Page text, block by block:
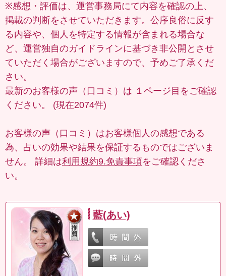
※感想・評価は、運営事務局にて内容を確認の上、
掲載の判断をさせていただきます。公序良俗に反す
る内容や、個人を特定する情報が含まれる場合な
ど、運営独自のガイドラインに基づき非公開とさせ
ていただく場合がございますので、予めご了承くだ
さい。
最新のお客様の声（口コミ）は １ページ目 をご確認
ください。 (現在2074件)
お客様の声（口コミ）はお客様個人の感想である
為、占いの効果や結果を保証するものではございま
せん。 詳細は利用規約9.免責事項をご確認くださ
い。
藍(あい)